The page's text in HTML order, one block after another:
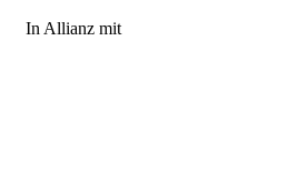
In Allianz mit